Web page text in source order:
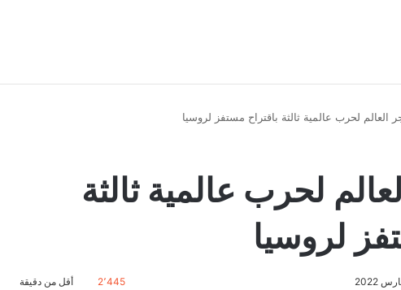
العالم لحرب عالمية ثالثة باقتراح مستفز لروسيا
لحرب عالمية ثالثة
لروسيا
2٬445 أقل من دقيقة